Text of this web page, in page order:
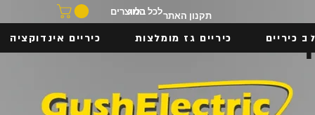
בלוג
לכל המוצרים
כיריים כיריים גז מומלצות כיריים אינדוקציה
תקנון האתר